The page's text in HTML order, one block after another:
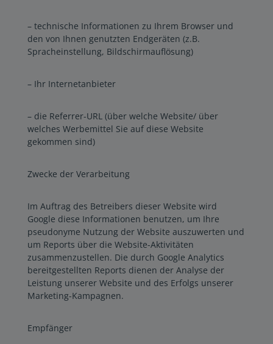
– technische Informationen zu Ihrem Browser und
den von Ihnen genutzten Endgeräten (z.B.
Spracheinstellung, Bildschirmauflösung)
– Ihr Internetanbieter
– die Referrer-URL (über welche Website/ über
welches Werbemittel Sie auf diese Website
gekommen sind)
Zwecke der Verarbeitung
Im Auftrag des Betreibers dieser Website wird
Google diese Informationen benutzen, um Ihre
pseudonyme Nutzung der Website auszuwerten und
um Reports über die Website-Aktivitäten
zusammenzustellen. Die durch Google Analytics
bereitgestellten Reports dienen der Analyse der
Leistung unserer Website und des Erfolgs unserer
Marketing-Kampagnen.
Empfänger